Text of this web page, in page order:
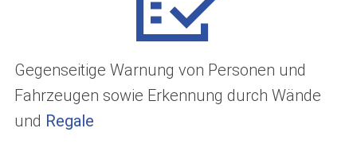
Gegenseitige Warnung von Personen und
Fahrzeugen sowie Erkennung durch Wände
und Regale